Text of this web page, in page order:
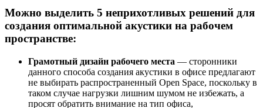
Можно выделить 5 неприхотливых решений для
создания оптимальной акустики на рабочем
пространстве:
Грамотный дизайн рабочего места — сторонники
данного способа создания акустики в офисе предлагают
не выбирать распространенный Open Space, поскольку в
таком случае нагрузки лишним шумом не избежать, а
просят обратить внимание на тип офиса,